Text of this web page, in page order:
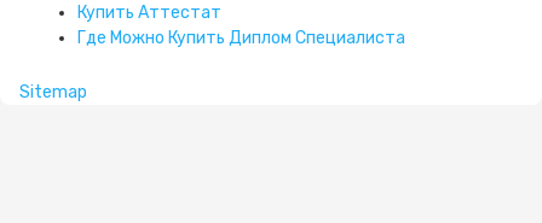
Купить Аттестат
Где Можно Купить Диплом Специалиста
Sitemap